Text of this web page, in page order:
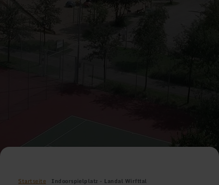
Startseite Indoorspielplatz - Landal Wirfttal